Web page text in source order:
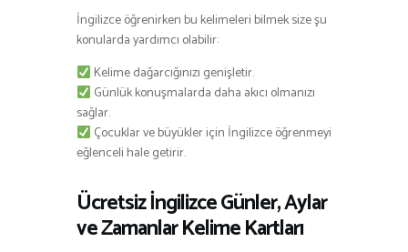
İngilizce öğrenirken bu kelimeleri bilmek size şu
konularda yardımcı olabilir:
Kelime dağarcığınızı genişletir.
Günlük konuşmalarda daha akıcı olmanızı
sağlar.
Çocuklar ve büyükler için İngilizce öğrenmeyi
eğlenceli hale getirir.
Ücretsiz İngilizce Günler, Aylar
ve Zamanlar Kelime Kartları